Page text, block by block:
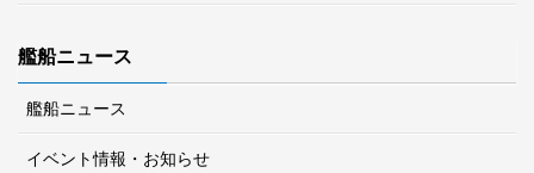
艦船ニュース
艦船ニュース
イベント情報・お知らせ